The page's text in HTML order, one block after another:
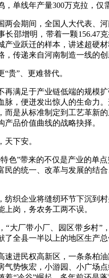
，单线年产量300万克拉，仅
会期间，全国人大代表、河
长邵增明，带着一颗156.47
产业跃迁的样本，讲述超硬
，传递来自河南制造一线的创
”、更难替代。
满足于产业链低端的规模扩
脉，便迸发出惊人的生命力
而是从标准制定到工艺革新
产品价值曲线的战略抉择。
下安。
”带来的不仅是产业的单点
民的统一、改革与发展的结
织企业将缝纫环节下沉到村
上岗，务农务工两不误。
厂带小厂、园区带乡村”
了全县一半以上的地区生产总
进民权高新区，一条条柏油
气势恢宏，小游园、小广场